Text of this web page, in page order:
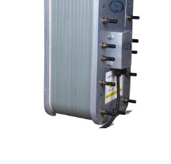
MK-TC300 EDI超纯水
处理设备